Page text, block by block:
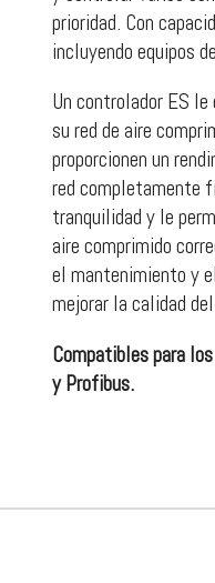
prioridad. Con
incluyendo equipos
Un controlador ES
su red de aire
proporcionen un
red completamente
tranquilidad y le
aire comprimido
el mantenimiento y
mejorar la calidad
Compatibles para
y Profibus.